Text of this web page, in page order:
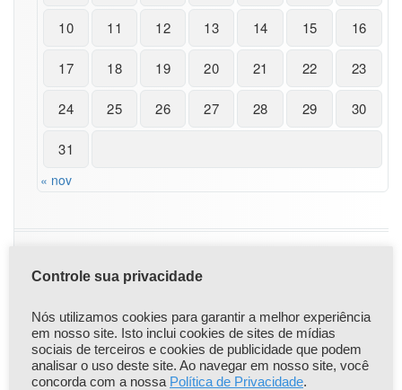
10 11 12 13 14 15 16
17 18 19 20 21 22 23
24 25 26 27 28 29 30
31
« nov
Popular | Recent | Comentário
Comunicado Importante
Apr 22,2021
Controle sua privacidade
Nós utilizamos cookies para garantir a melhor experiência
em nosso site. Isto inclui cookies de sites de mídias
sociais de terceiros e cookies de publicidade que podem
analisar o uso deste site. Ao navegar em nosso site, você
concorda com a nossa Política de Privacidade.